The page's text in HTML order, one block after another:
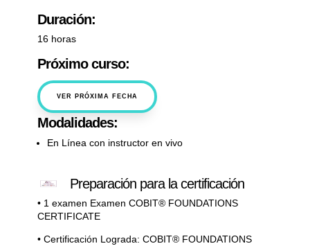
Duración:
16 horas
Próximo curso:
VER PRÓXIMA FECHA
Modalidades:
En Línea con instructor en vivo
Preparación para la certificación
• 1 examen Examen COBIT® FOUNDATIONS
CERTIFICATE
• Certificación Lograda: COBIT® FOUNDATIONS